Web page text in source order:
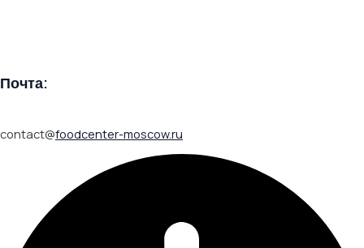
Почта:
contact@foodcenter-moscow.ru